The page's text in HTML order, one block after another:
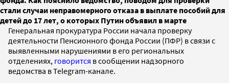
стали случаи неправомерного отказа в выплате пособий для
детей до 17 лет, о которых Путин объявил в марте
Генеральная прокуратура России начала проверку
деятельности Пенсионного фонда России (ПФР) в связи с
выявленными нарушениями в его региональных
отделениях, говорится в сообщении надзорного
ведомства в Telegram-канале.